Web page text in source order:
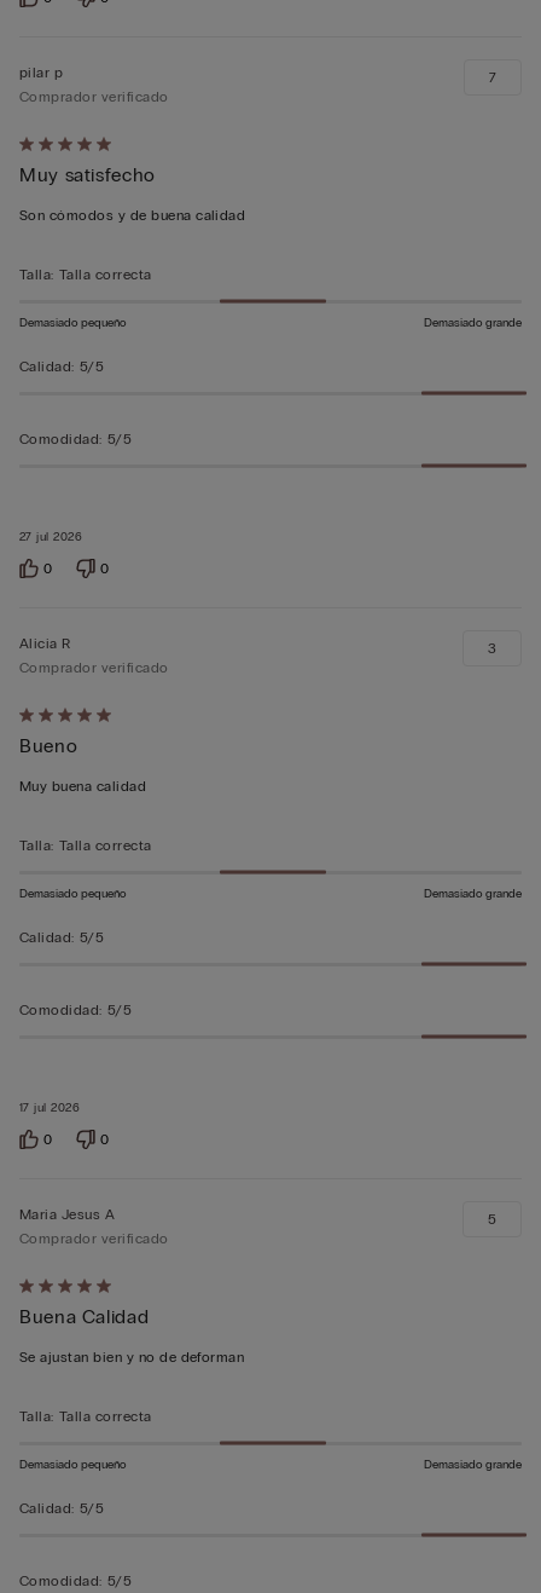
Calificación
de
5
5
27 jul 2026
pilar p
Comprador verificado
Muy satisfecho
Son cómodos y de buena calidad
7
Talla: Talla correcta
Demasiado pequeño Demasiado grande
Calidad: 5/5
Comodidad: 5/5
0 0
Calificación
de
5
5
17 jul 2026
Alicia R
Comprador verificado
Bueno
Muy buena calidad
3
Talla: Talla correcta
Demasiado pequeño Demasiado grande
Calidad: 5/5
Comodidad: 5/5
0 0
Calificación
de
5
5
Maria Jesus A
Comprador verificado
Buena Calidad
Se ajustan bien y no de deforman
5
Talla: Talla correcta
Demasiado pequeño Demasiado grande
Calidad: 5/5
Comodidad: 5/5